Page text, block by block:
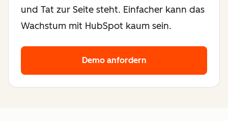
und Tat zur Seite steht. Einfacher kann das
Wachstum mit HubSpot kaum sein.
Demo anfordern